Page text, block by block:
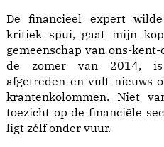
De financieel expert
kritiek spui, gaat mijn
gemeenschap van ons-
de zomer van 2014, is
afgetreden en vult nieuws
krantenkolommen. Niet
toezicht op de financiële
ligt zélf onder vuur.